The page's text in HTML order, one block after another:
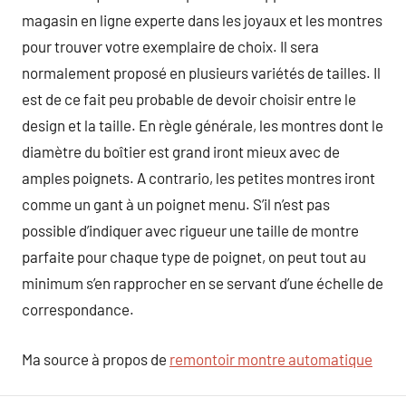
magasin en ligne experte dans les joyaux et les montres
pour trouver votre exemplaire de choix. Il sera
normalement proposé en plusieurs variétés de tailles. Il
est de ce fait peu probable de devoir choisir entre le
design et la taille. En règle générale, les montres dont le
diamètre du boîtier est grand iront mieux avec de
amples poignets. A contrario, les petites montres iront
comme un gant à un poignet menu. S’il n’est pas
possible d’indiquer avec rigueur une taille de montre
parfaite pour chaque type de poignet, on peut tout au
minimum s’en rapprocher en se servant d’une échelle de
correspondance.
Ma source à propos de remontoir montre automatique